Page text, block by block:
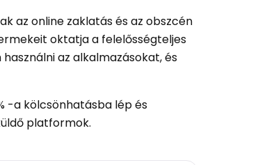
az online zaklatás és az obszcén
oktatja a felelősségteljes
az alkalmazásokat, és
-a kölcsönhatásba lép és
platformok.